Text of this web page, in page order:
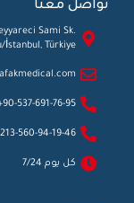
تواصل معنا
Sami Sk.
İstanbul, Türkiye
90-537-691-76-95+
213-560-94-19-46+
كل يوم 7/24